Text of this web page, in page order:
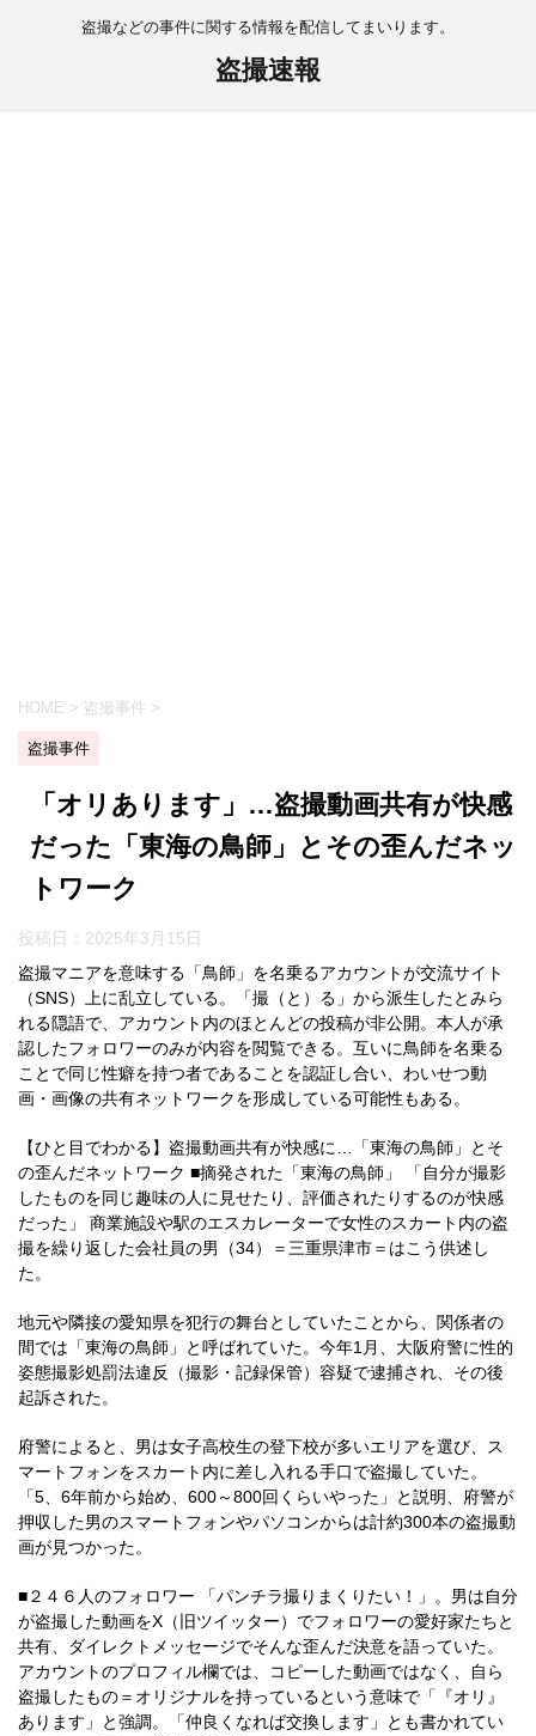
盗撮などの事件に関する情報を配信してまいります。
盗撮速報
HOME > 盗撮事件 >
盗撮事件
「オリあります」…盗撮動画共有が快感
だった「東海の鳥師」とその歪んだネッ
トワーク
投稿日： 2025年3月15日
盗撮マニアを意味する「鳥師」を名乗るアカウントが交流サイト
（SNS）上に乱立している。「撮（と）る」から派生したとみら
れる隠語で、アカウント内のほとんどの投稿が非公開。本人が承
認したフォロワーのみが内容を閲覧できる。互いに鳥師を名乗る
ことで同じ性癖を持つ者であることを認証し合い、わいせつ動
画・画像の共有ネットワークを形成している可能性もある。
【ひと目でわかる】盗撮動画共有が快感に…「東海の鳥師」とそ
の歪んだネットワーク ■摘発された「東海の鳥師」 「自分が撮影
したものを同じ趣味の人に見せたり、評価されたりするのが快感
だった」 商業施設や駅のエスカレーターで女性のスカート内の盗
撮を繰り返した会社員の男（34）＝三重県津市＝はこう供述し
た。
地元や隣接の愛知県を犯行の舞台としていたことから、関係者の
間では「東海の鳥師」と呼ばれていた。今年1月、大阪府警に性的
姿態撮影処罰法違反（撮影・記録保管）容疑で逮捕され、その後
起訴された。
府警によると、男は女子高校生の登下校が多いエリアを選び、ス
マートフォンをスカート内に差し入れる手口で盗撮していた。
「5、6年前から始め、600～800回くらいやった」と説明、府警が
押収した男のスマートフォンやパソコンからは計約300本の盗撮動
画が見つかった。
■２４６人のフォロワー 「パンチラ撮りまくりたい！」。男は自分
が盗撮した動画をX（旧ツイッター）でフォロワーの愛好家たちと
共有、ダイレクトメッセージでそんな歪んだ決意を語っていた。
アカウントのプロフィル欄では、コピーした動画ではなく、自ら
盗撮したもの＝オリジナルを持っているという意味で「『オリ』
あります」と強調。「仲良くなれば交換します」とも書かれてい